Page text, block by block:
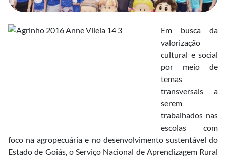
Em busca da
valorização
cultural e social
por meio de
temas
transversais a
serem
trabalhados nas
escolas com
foco na agropecuária e no desenvolvimento sustentável do
Estado de Goiás, o Serviço Nacional de Aprendizagem Rural